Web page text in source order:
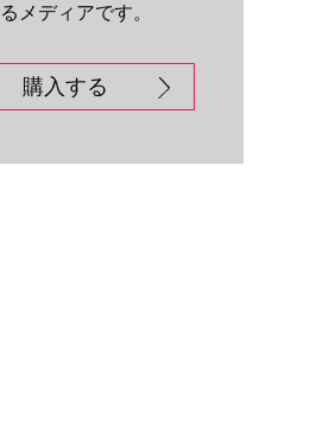
メディアです。
購入する